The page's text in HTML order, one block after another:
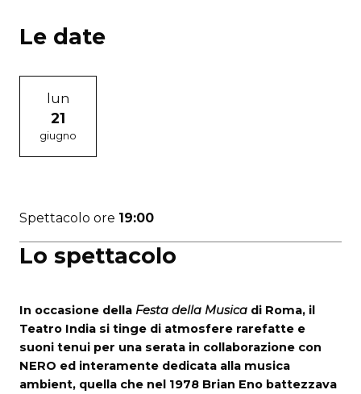
Lo spettacolo
In occasione della Festa della Musica di Roma, il
Teatro India si tinge di atmosfere rarefatte e
suoni tenui per una serata in collaborazione con
NERO ed interamente dedicata alla musica
ambient, quella che nel 1978 Brian Eno battezzava
Le date
lun
21
giugno
Spettacolo ore 19:00